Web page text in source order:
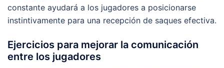
constante ayudará a los jugadores a posicionarse
instintivamente para una recepción de saques efectiva.
Ejercicios para mejorar la comunicación
entre los jugadores